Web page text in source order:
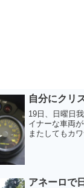
自分にクリ
19日、日曜日
イナーな車両
またしてもカ
アネーロで